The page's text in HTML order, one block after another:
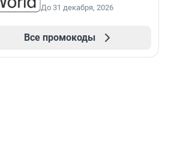
До 31 декабря, 2026
Все промокоды